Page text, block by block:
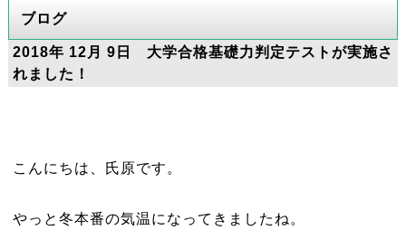
ブログ
2018年 12月 9日 大学合格基礎力判定テストが実施さ
れました！
こんにちは、氏原です。
やっと冬本番の気温になってきましたね。